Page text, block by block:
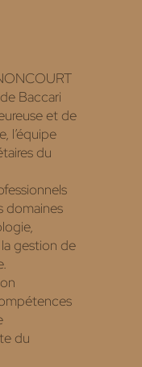
Baccari
et de
l’équipe
du
domaines
gestion de
du